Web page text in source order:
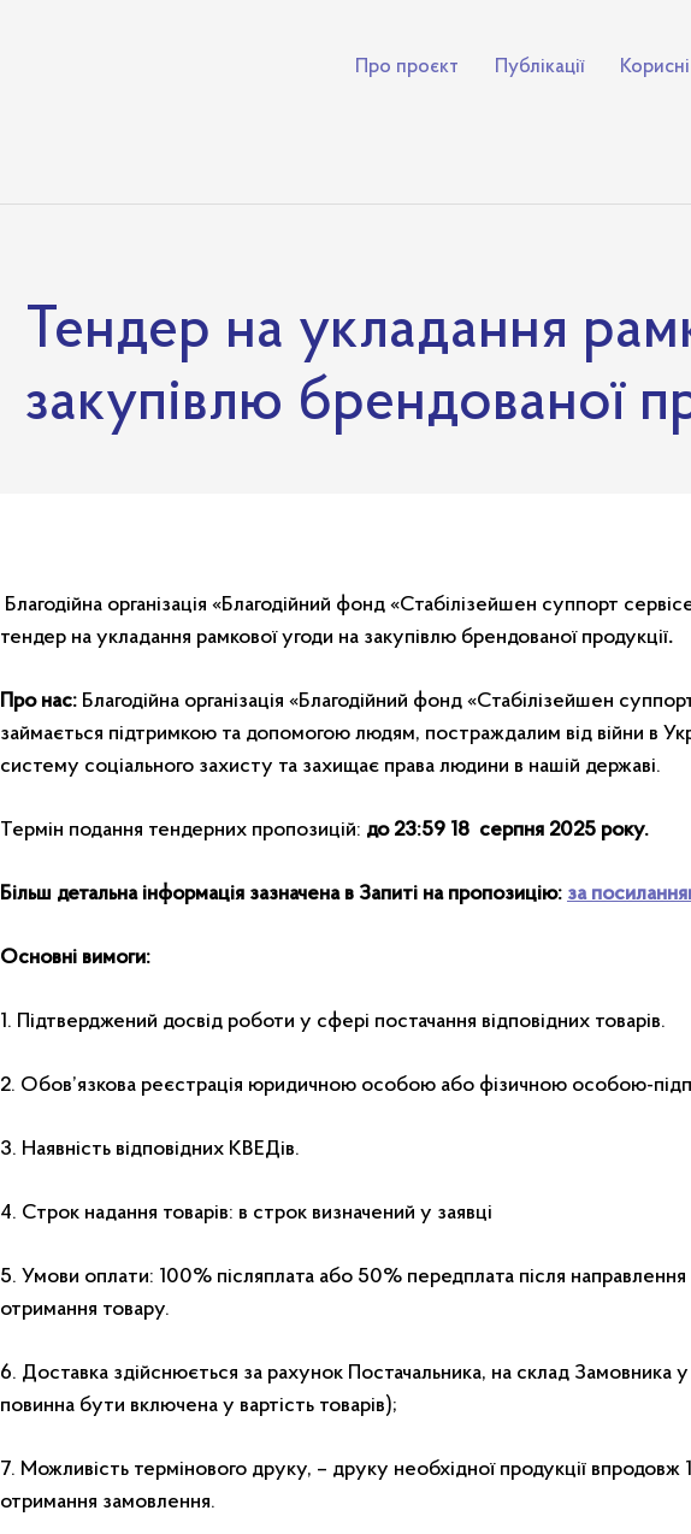
Про проєкт Публікації
Тендер на укладання
закупівлю брендованої
Благодійна організація «Благодійний фонд «Стабілізейшен суппорт
тендер на укладання рамкової угоди на закупівлю брендованої продукції.
Про нас: Благодійна організація «Благодійний фонд «Стабілізейшен
займається підтримкою та допомогою людям, постраждалим від війни в
систему соціального захисту та захищає права людини в нашій державі.
Термін подання тендерних пропозицій: до 23:59 18 серпня 2025 року.
Більш детальна інформація зазначена в Запиті на пропозицію: за
Основні вимоги:
1. Підтверджений досвід роботи у сфері постачання відповідних товарів.
2. Обов’язкова реєстрація юридичною особою або фізичною особою-
3. Наявність відповідних КВЕДів.
4. Строк надання товарів: в строк визначений у заявці
5. Умови оплати: 100% післяплата або 50% передплата після направлення
отримання товару.
6. Доставка здійснюється за рахунок Постачальника, на склад Замовника у
повинна бути включена у вартість товарів);
7. Можливість термінового друку, – друку необхідної продукції впродовж
отримання замовлення.